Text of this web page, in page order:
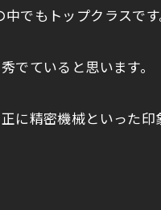
でもトップクラスです
でていると思います。
に精密機械といった印